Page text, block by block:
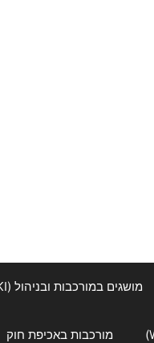
מושגים במורכבות ובניהול (WIKI)
מורכבות באכיפת חוק